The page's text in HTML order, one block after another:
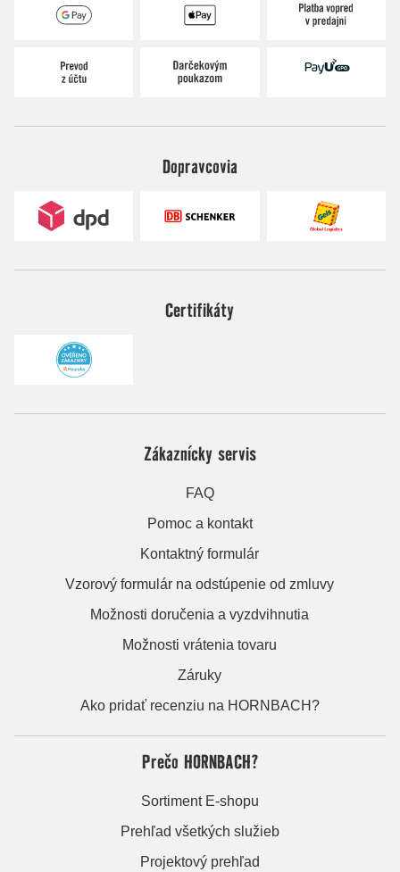
Dopravcovia
Certifikáty
Zákaznícky servis
FAQ
Pomoc a kontakt
Kontaktný formulár
Vzorový formulár na odstúpenie od zmluvy
Možnosti doručenia a vyzdvihnutia
Možnosti vrátenia tovaru
Záruky
Ako pridať recenziu na HORNBACH?
Prečo HORNBACH?
Sortiment E-shopu
Prehľad všetkých služieb
Projektový prehľad